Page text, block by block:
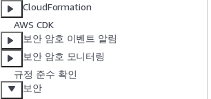
CloudFormation
AWS CDK
보안 암호 이벤트 알림
보안 암호 모니터링
규정 준수 확인
보안